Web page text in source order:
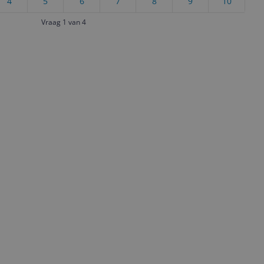
Vraag 1 van 4